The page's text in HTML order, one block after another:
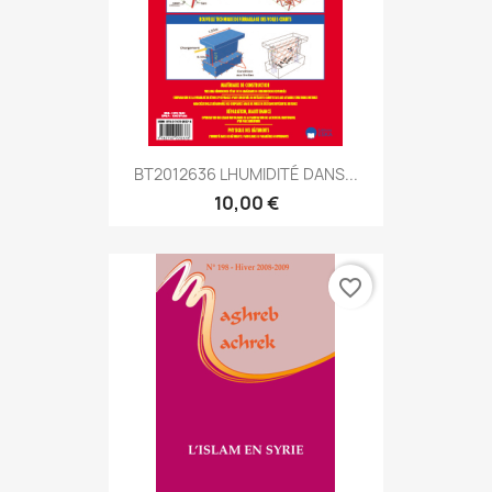
BT2012636 LHUMIDITÉ DANS...
10,00 €
favorite_border